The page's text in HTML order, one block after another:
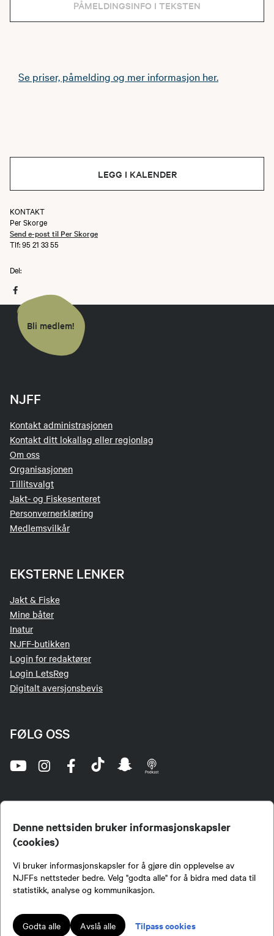
Denne nettsiden bruker informasjonskapsler
(cookies)
Vi bruker informasjonskapsler for å gjøre din opplevelse av
NJFFs nettsteder bedre. Velg "godta alle" for å bidra med data til
statistikk, analyse og kommunikasjon.
Godta alle Avslå alle Tilpass cookies
PÅMELDINGSINFO I TEKSTEN
Se priser, påmelding og mer informasjon her.
LEGG I KALENDER
KONTAKT
Per Skorge
Send e-post til Per Skorge
Tlf: 95 21 33 55
Del:
Bli medlem!
NJFF
Kontakt administrasjonen
Kontakt ditt lokallag eller regionlag
Om oss
Organisasjonen
Tillitsvalgt
Jakt- og Fiskesenteret
Personvernerklæring
Medlemsvilkår
EKSTERNE LENKER
Jakt & Fiske
Mine båter
Inatur
NJFF-butikken
Login for redaktører
Login LetsReg
Digitalt aversjonsbevis
FØLG OSS
jegere og sportsfiskere og et av de viktigste miljøene for formidling av kunnskap om jakt og
fiske i Norge. Vi er en partipolitisk nøytral organisasjon, men har et sterkt jakt-, fiske-, og
naturpolitisk engasjement i mange saker.
Lokalforeninger tilsluttet Norges Jeger- og Fiskerforbund har ansvar for innhold de
publiserer på njff.no.